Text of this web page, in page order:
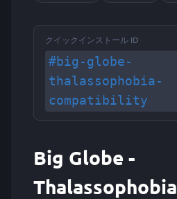
クイックインストール ID
#big-globe-
thalassophobia-
compatibility
Big Globe -
Thalassophobia